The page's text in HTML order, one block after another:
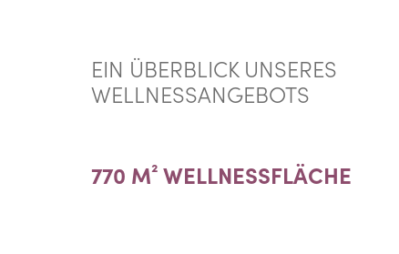
EIN ÜBERBLICK UNSERES
WELLNESSANGEBOTS
770 M² WELLNESSFLÄCHE